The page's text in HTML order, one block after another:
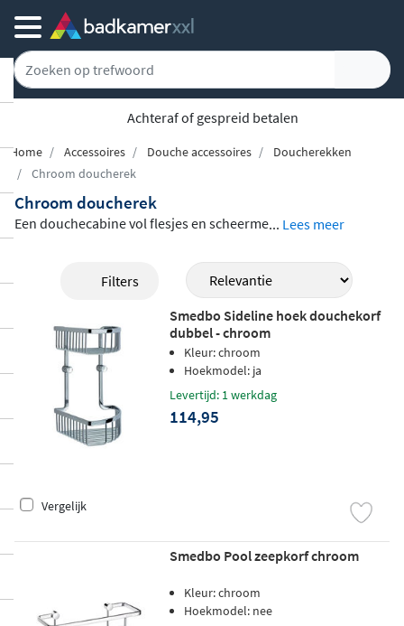
Achteraf of gespreid betalen
Home Accessoires Douche accessoires
Doucherekken
Chroom doucherek
Chroom doucherek
Een douchecabine vol flesjes en scheerme
doucherek biedt uitkomst en geeft uw ba
dkamer meteen een verzorgde, luxueuze
uitstraling. Of u nu kiest voor eenhangen
d doucherekdat u moeiteloos over de do
uchewand schuift, of liever gaat voorinbo
uw- of opbouwnissen
: het assortiment bie
dt voor elke situatie een passende oplossi
ng. Ontdek alle chromen doucherekken e
... Lees meer
Filters
Smedbo Sideline hoek douchekorf
dubbel - chroom
Kleur: chroom
Hoekmodel: ja
Levertijd: 1 werkdag
114,95
Vergelijk
Smedbo Pool zeepkorf chroom
Kleur: chroom
Hoekmodel: nee